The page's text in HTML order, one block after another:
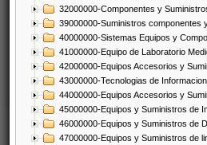
32000000-Componentes y
39000000-Suministros componentes
40000000-Sistemas Equipos y
41000000-Equipo de Laboratorio
42000000-Equipos Accesorios y
43000000-Tecnologias de
44000000-Equipos Accesorios y
45000000-Equipos y Suministros de
46000000-Equipos y Suministros de
47000000-Equipos y Suministros de